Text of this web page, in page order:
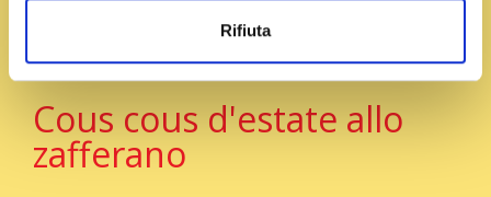
Rifiuta
Cous cous d'estate allo
zafferano